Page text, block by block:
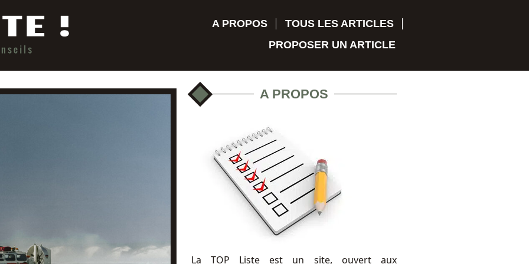
A PROPOS
TOUS LES ARTICLES
PROPOSER UN ARTICLE
A PROPOS
La TOP Liste est un site, ouvert aux